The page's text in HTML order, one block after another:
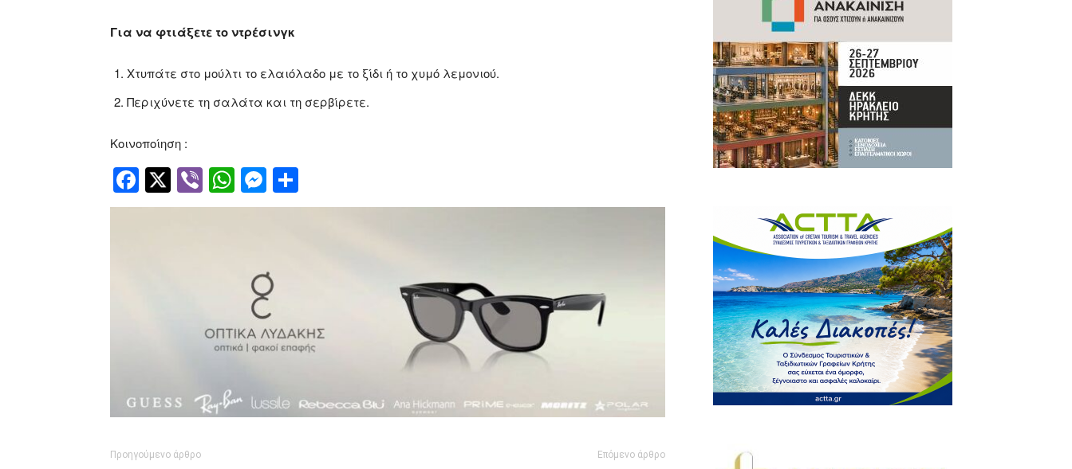
Για να φτιάξετε το ντρέσινγκ
Χτυπάτε στο μούλτι το ελαιόλαδο με το ξίδι ή το χυμό λεμονιού.
Περιχύνετε τη σαλάτα και τη σερβίρετε.
Κοινοποίηση :
Facebook
Twitter
ViberWhatsApp
Messenger
Προηγούμενο άρθρο Επόμενο άρθρο